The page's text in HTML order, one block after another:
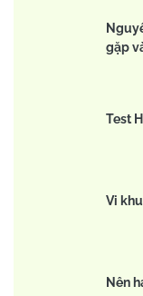
gặp
Test
Vi
Nên